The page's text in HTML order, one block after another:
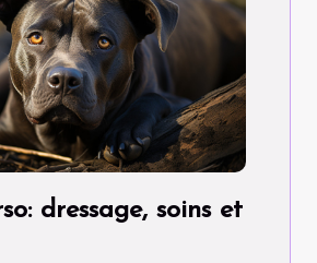
dressage, soins et